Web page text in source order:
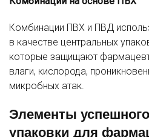
Комбинации ПВХ и ПВД
в качестве центральных
которые защищают
влаги, кислорода,
микробных атак.
Элементы
упаковки для